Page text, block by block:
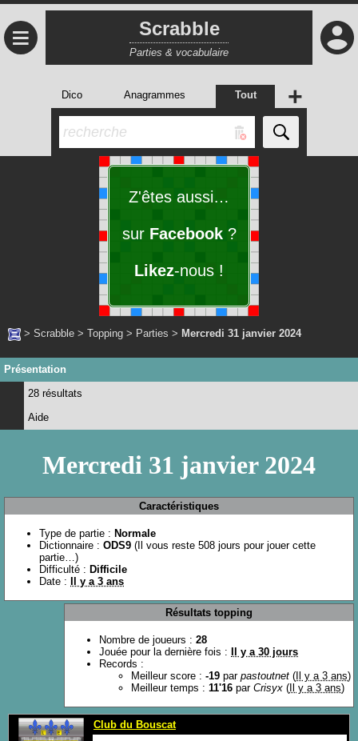
≡ Scrabble
Parties & vocabulaire
Dico Anagrammes Tout +
Z'êtes aussi…
sur Facebook?
Likez-nous !
> Scrabble > Topping > Parties > Mercredi 31 janvier 2024
Présentation
28 résultats
Aide
Mercredi 31 janvier 2024
Caractéristiques
Type de partie : Normale
Dictionnaire : ODS9 (Il vous reste 508 jours pour jouer cette
partie…)
Difficulté : Difficile
Date :
Il y a 3 ans
Résultats topping
Nombre de joueurs : 28
Jouée pour la dernière fois :
Il y a 30 jours
Records :
Meilleur score : -19 par pastoutnet ( Il y a 3 ans)
Meilleur temps : 11'16 par Crisyx ( Il y a 3 ans)
Club du Bouscat